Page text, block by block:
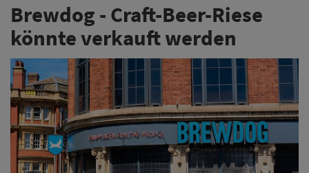
Brewdog - Craft-Beer-Riese
könnte verkauft werden